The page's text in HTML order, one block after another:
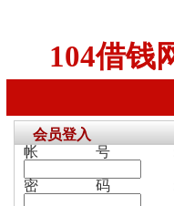
104借钱
会员登入
帐号
密码